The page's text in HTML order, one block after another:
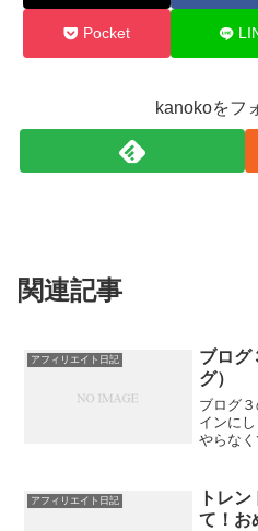
Pocket
kanokoをフ
関連記事
アフィリエイト日記
ブログ
グ）
ブログ
インに
やらな
のに何
うやっ
アフィリエイト日記
トレ
て！お